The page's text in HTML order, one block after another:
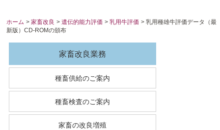
ホーム >家畜改良 >遺伝的能力評価 >乳用牛評価 > 乳用種雄牛評価データ（最
新版）CD-ROMの頒布
家畜改良業務
種畜供給のご案内
種畜検査のご案内
家畜の改良増殖